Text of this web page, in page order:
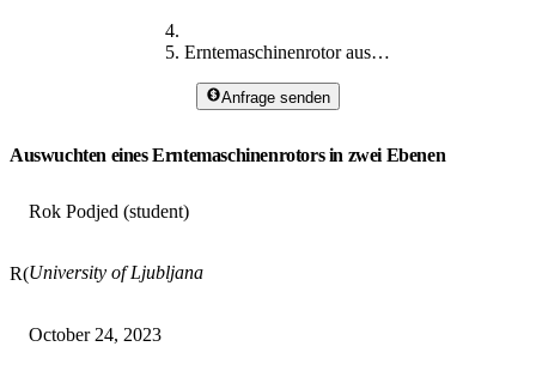
Erntemaschinenrotor auswuchten
Anfrage senden
Auswuchten eines Erntemaschinenrotors in zwei Ebenen
R(
Rok Podjed (student)
University of Ljubljana
October 24, 2023